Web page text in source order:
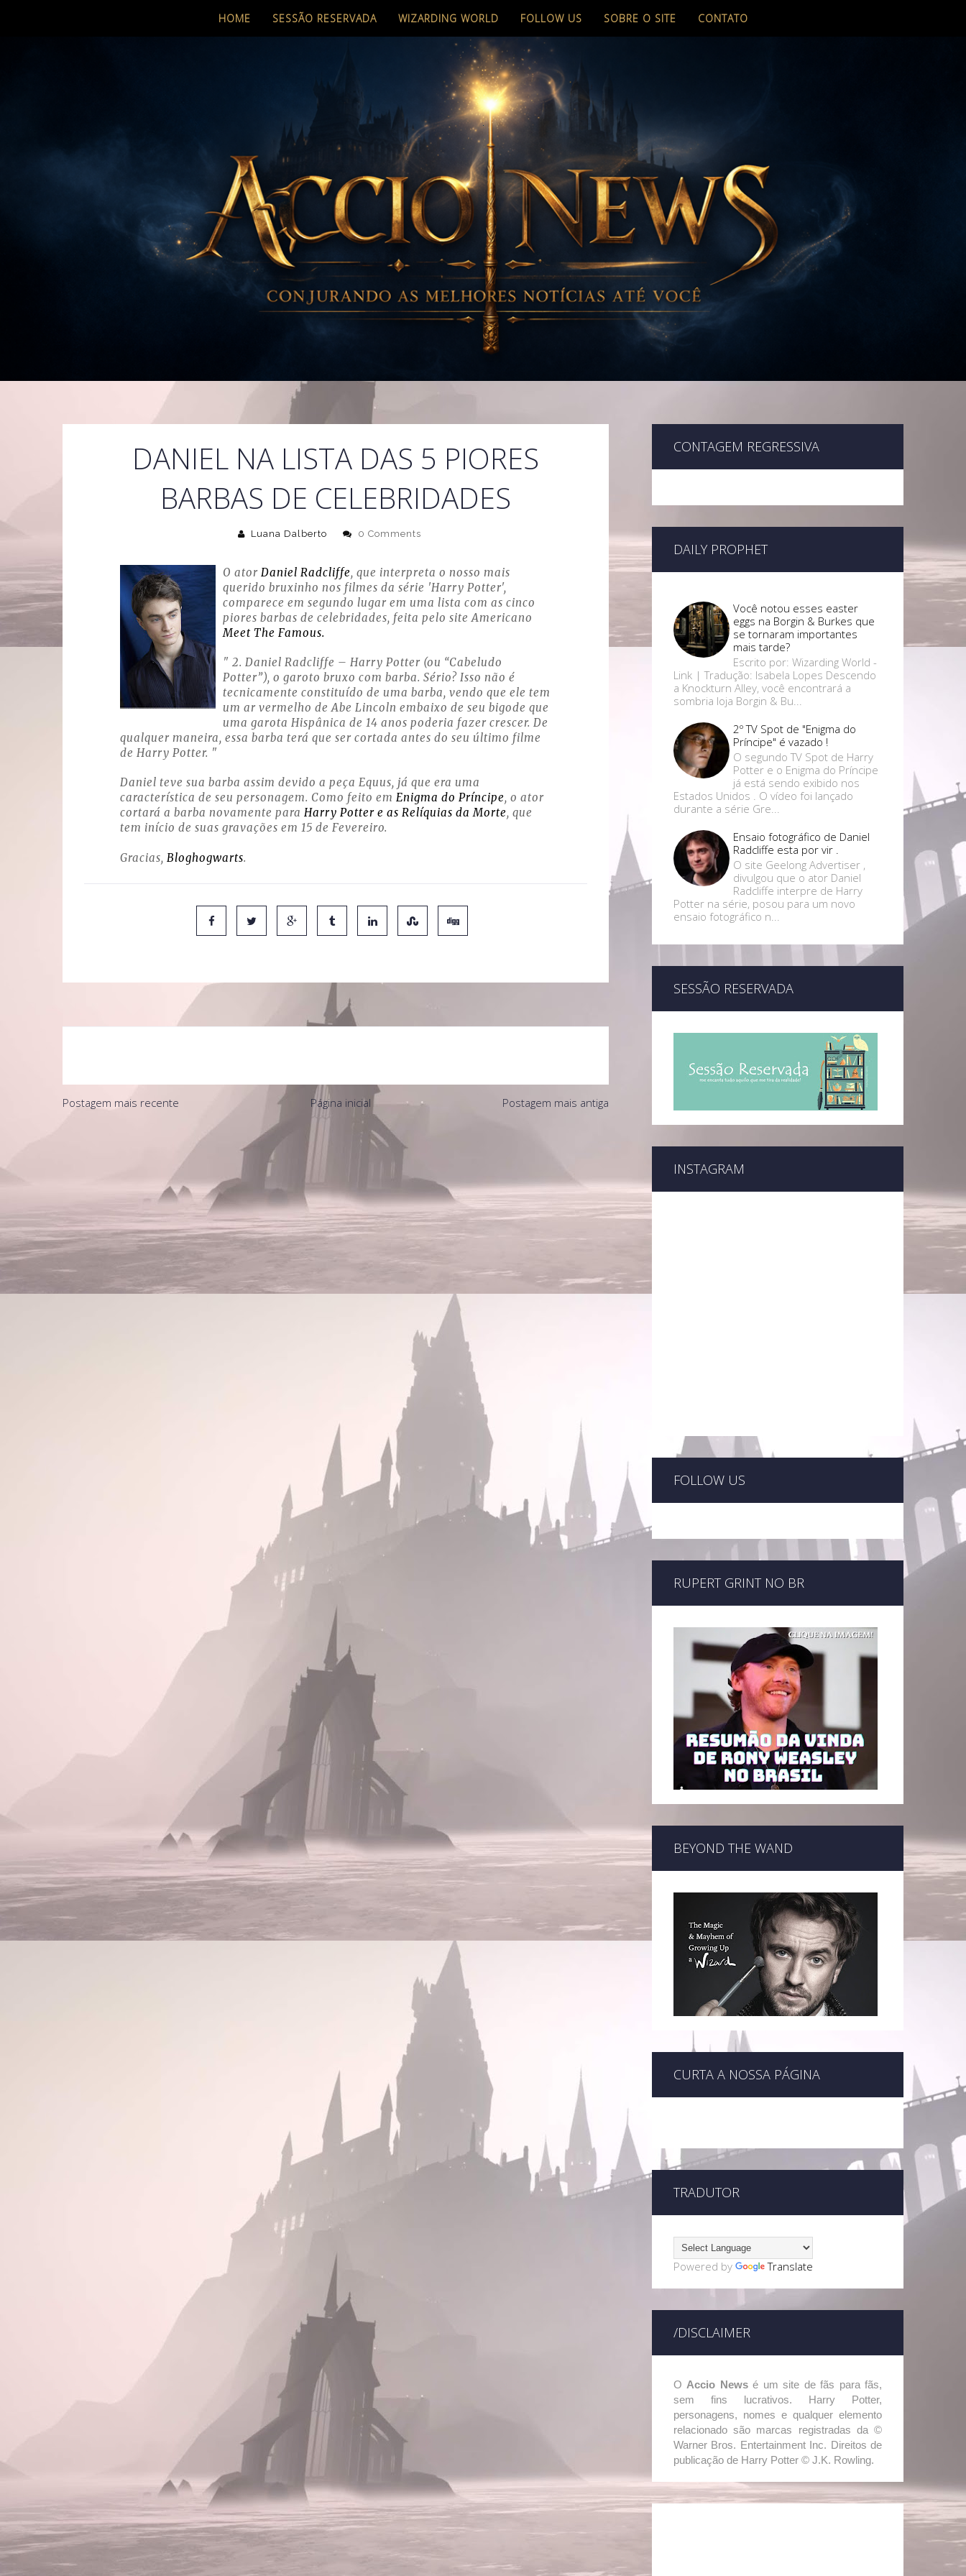
HOME SESSÃO RESERVADA WIZARDING WORLD FOLLOW US SOBRE O SITE CONTATO
DANIEL NA LISTA DAS 5 PIORES
BARBAS DE CELEBRIDADES
Luana Dalberto 0 Comments
O ator Daniel Radcliffe, que interpreta o nosso mais
querido bruxinho nos filmes da série 'Harry Potter',
comparece em segundo lugar em uma lista com as cinco
piores barbas de celebridades, feita pelo site Americano
Meet The Famous.
" 2. Daniel Radcliffe – Harry Potter (ou “Cabeludo
Potter”), o garoto bruxo com barba. Sério? Isso não é
tecnicamente constituído de uma barba, vendo que ele tem
um ar vermelho de Abe Lincoln embaixo de seu bigode que
uma garota Hispânica de 14 anos poderia fazer crescer. De
qualquer maneira, essa barba terá que ser cortada antes do seu último filme
de Harry Potter. "
Daniel teve sua barba assim devido a peça Equus, já que era uma
característica de seu personagem. Como feito em Enigma do Príncipe, o ator
cortará a barba novamente para Harry Potter e as Relíquias da Morte, que
tem início de suas gravações em 15 de Fevereiro.
Gracias, Bloghogwarts.
Postagem mais recente Postagem mais antiga
Página inicial
CONTAGEM REGRESSIVA
DAILY PROPHET
Você notou esses easter
eggs na Borgin & Burkes que
se tornaram importantes
mais tarde?
Escrito por: Wizarding World -
Link | Tradução: Isabela Lopes Descendo
a Knockturn Alley, você encontrará a
sombria loja Borgin & Bu...
2º TV Spot de "Enigma do
Príncipe" é vazado !
O segundo TV Spot de Harry
Potter e o Enigma do Príncipe
já está sendo exibido nos
Estados Unidos . O vídeo foi lançado
durante a série Gre...
Ensaio fotográfico de Daniel
Radcliffe esta por vir .
O site Geelong Advertiser ,
divulgou que o ator Daniel
Radcliffe interpre de Harry
Potter na série, posou para um novo
ensaio fotográfico n...
SESSÃO RESERVADA
INSTAGRAM
FOLLOW US
RUPERT GRINT NO BR
BEYOND THE WAND
CURTA A NOSSA PÁGINA
TRADUTOR
Powered by Translate
/DISCLAIMER
O Accio Newsé um site de fãs para fãs,
sem fins lucrativos. Harry Potter,
personagens, nomes e qualquer elemento
relacionado são marcas registradas da ©
Warner Bros. Entertainment Inc. Direitos de
publicação de Harry Potter © J.K. Rowling.